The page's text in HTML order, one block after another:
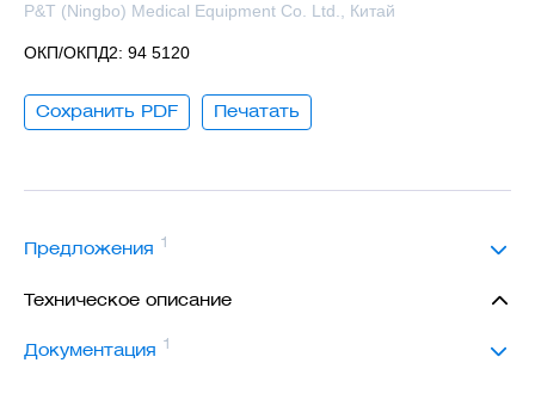
P&T (Ningbo) Medical Equipment Co. Ltd., Китай
ОКП/ОКПД2: 94 5120
Сохранить PDF Печатать
Предложения 1
Техническое описание
Документация 1